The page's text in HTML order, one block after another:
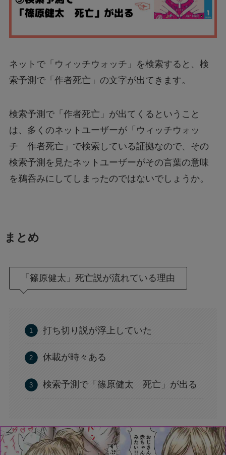
ネットで「ウィッチウォッチ」を検索すると、検
索予測で「作者死亡」の文字が出てきます。
検索予測で「作者死亡」が出てくるということ
は、多くのネットユーザーが「ウィッチウォッ
チ 作者死亡」で検索している証拠なので、その
検索予測を見たネットユーザーがその言葉の意味
を鵜呑みにしてしまったのではないでしょうか。
まとめ
「篠原健太」死亡説が流れている理由
打ち切り説が浮上していた
休載が時々ある
検索予測で「篠原健太 死亡」が出る